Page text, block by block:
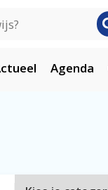
Agenda